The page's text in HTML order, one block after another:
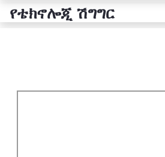
የቴክኖሎጂ ሽግግር